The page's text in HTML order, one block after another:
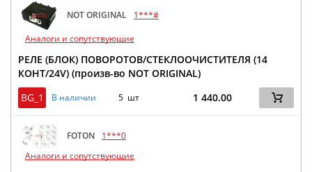
NOT ORIGINAL 1***#
Аналоги и сопутствующие
РЕЛЕ (БЛОК) ПОВОРОТОВ/СТЕКЛООЧИСТИТЕЛЯ (14
КОНТ/24V) (произв-во NOT ORIGINAL)
BG_1
В наличии 5 шт 1 440.00
FOTON
1***0
Аналоги и сопутствующие